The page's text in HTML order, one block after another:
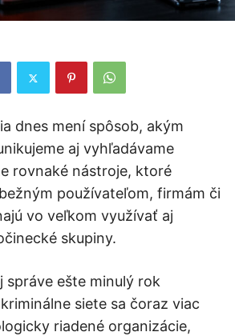
dnes mení spôsob, akým
aj vyhľadávame
rovnaké nástroje, ktoré
používateľom, firmám či
vo veľkom využívať aj
skupiny.
správe ešte minulý rok
siete sa čoraz viac
riadené organizácie,